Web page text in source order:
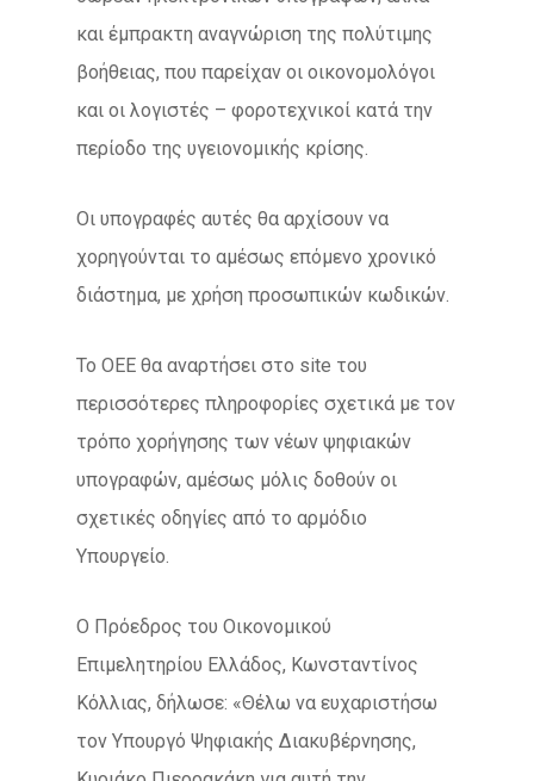
και έμπρακτη αναγνώριση της πολύτιμης
βοήθειας, που παρείχαν οι οικονομολόγοι
και οι λογιστές – φοροτεχνικοί κατά την
περίοδο της υγειονομικής κρίσης.
Οι υπογραφές αυτές θα αρχίσουν να
χορηγούνται το αμέσως επόμενο χρονικό
διάστημα, με χρήση προσωπικών κωδικών.
Το ΟΕΕ θα αναρτήσει στο site του
περισσότερες πληροφορίες σχετικά με τον
τρόπο χορήγησης των νέων ψηφιακών
υπογραφών, αμέσως μόλις δοθούν οι
σχετικές οδηγίες από το αρμόδιο
Υπουργείο.
Ο Πρόεδρος του Οικονομικού
Επιμελητηρίου Ελλάδος, Κωνσταντίνος
Κόλλιας, δήλωσε: «Θέλω να ευχαριστήσω
τον Υπουργό Ψηφιακής Διακυβέρνησης,